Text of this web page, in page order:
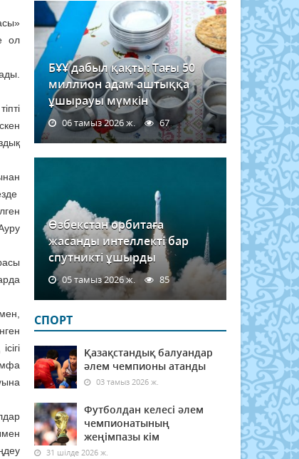
ол
БҰҰ дабыл қақты: Тағы 50
миллион адам аштыққа
ұшырауы мүмкін
06 тамыз 2026 ж. 67
Өзбекстан орбитаға
жасанды интеллекті бар
спутникті ұшырды
05 тамыз 2026 ж. 85
СПОРТ
Қазақстандық балуандар
әлем чемпионы атанды
03 тамыз 2026 ж.
Футболдан келесі әлем
чемпионатының
жеңімпазы кім
31 шілде 2026 ж.